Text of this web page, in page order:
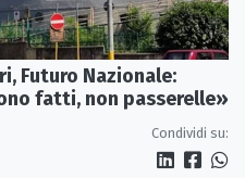
Futuro Nazionale:
fatti, non passerelle»
Condividi su: